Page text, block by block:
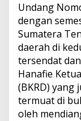
Undang
dengan
Sumatera
daerah di
tersendat
Hanafie
(BKRD) yang
termuat di
oleh